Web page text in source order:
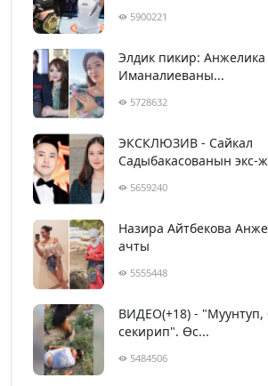
5900221
Элдик пикир:
Иманалиеваны...
5728632
ЭКСКЛЮЗИВ - Сайкал
Садыбакасованын экс-
5659240
Назира Айтбекова
ачты
5555448
ВИДЕО(+18) -
секирип". Өс...
5484506